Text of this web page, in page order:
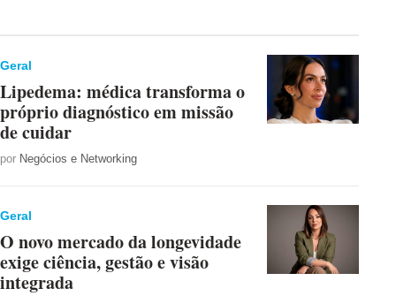
Geral
Lipedema: médica transforma o
próprio diagnóstico em missão
de cuidar
por Negócios e Networking
Geral
O novo mercado da longevidade
exige ciência, gestão e visão
integrada